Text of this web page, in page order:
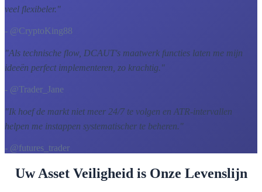
veel flexibeler."
- @CryptoKing88
"Als technische flow, DCAUT's maatwerk functies laten me mijn
ideeën perfect implementeren, zo krachtig."
- @Trader_Jane
"Ik hoef de markt niet meer 24/7 te volgen en ATR-intervallen
helpen me instappen systematischer te beheren. "
- @futures_trader
Uw Asset Veiligheid is Onze Levenslijn